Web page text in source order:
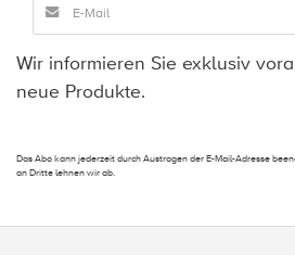
Wir informieren Sie exklusiv
neue Produkte.
Das Abo kann jederzeit durch Austragen der E-Mail-Adresse
an Dritte lehnen wir ab.